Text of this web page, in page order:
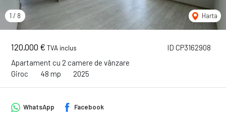
ID CP3162908
120,000 € TVA inclus
Apartament cu 2 camere de vânzare
Giroc
48 mp 2025
1 / 8 Harta
WhatsApp Facebook